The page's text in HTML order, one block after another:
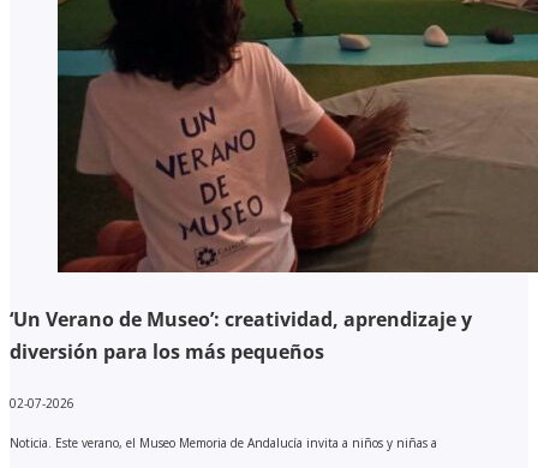
‘Un Verano de Museo’: creatividad, aprendizaje y
diversión para los más pequeños
02-07-2026
Noticia. Este verano, el Museo Memoria de Andalucía invita a niños y niñas a